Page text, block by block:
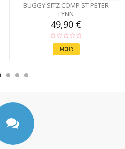
BUGGY SITZ COMP ST PETER
LYNN
49,90 €
MEHR